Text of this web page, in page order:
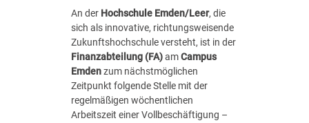
h
t
e
k
u
An der Hochschule Emden/Leer, die
sich als innovative, richtungsweisende
Zukunfts­hochschule versteht, ist in der
Finanz­abteilung (FA)amCampus
Emdenzum nächstmöglichen
Zeitpunkt folgende Stelle mit der
regelmäßigen wöchentlichen
Arbeitszeit einer Vollbeschäftigung –